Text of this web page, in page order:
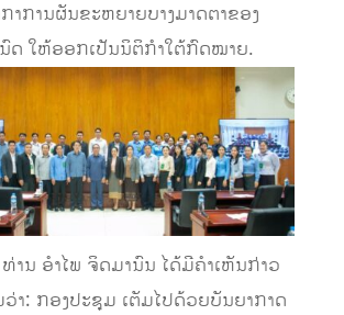
ການຜັນຂະຫຍາຍບາງມາດຕາຂອງ
ດ ໃຫ້ອອກເປັນນິຕິກຳໃຕ້ກົດໝາຍ.
ານ ອຳໄພ ຈິດມານົນ ໄດ້ມີຄຳເຫັນກ່າວ
າ: ກອງປະຊຸມ ເຕັມໄປດ້ວຍບັນຍາກາດ